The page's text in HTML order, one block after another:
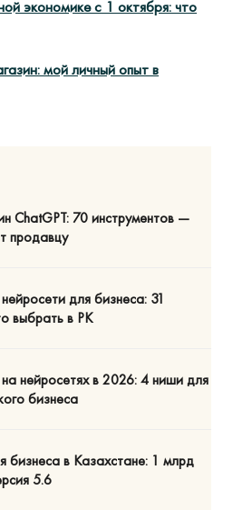
экономике с 1 октября: что
мой личный опыт в
ChatGPT: 70 инструментов —
продавцу
для бизнеса: 31
выбрать в РК
нейросетях в 2026: 4 ниши для
бизнеса
бизнеса в Казахстане: 1 млрд
5.6